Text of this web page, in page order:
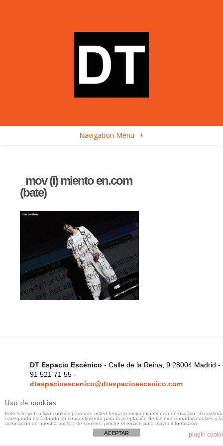
Navigation Menu +
_mov (i) miento en.com
(bate)
DT Espacio Escénico - Calle de la Reina, 9 28004 Madrid -
91 521 71 55 -
dtespacioescenico@dtespacioescenico.com
Uso de cookies
Este sitio web utiliza cookies para que usted tenga la mejor experiencia de usuario. Si
navegando está dando su consentimiento para la aceptación de las mencionadas cookies y la
aceptación de nuestra política de cookies , pinche el enlace para mayor información.
plugin
ACEPTAR